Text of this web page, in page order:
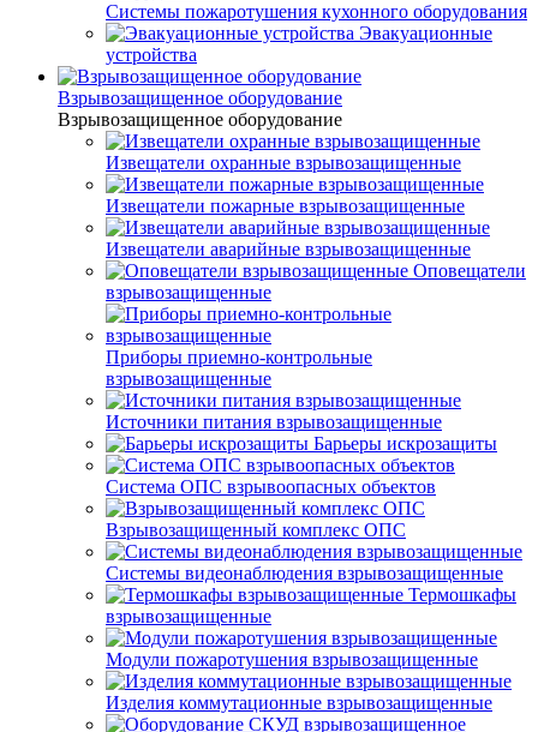
Системы пожаротушения кухонного оборудования
Эвакуационные
устройства
Взрывозащищенное оборудование
Взрывозащищенное оборудование
Извещатели охранные взрывозащищенные
Извещатели пожарные взрывозащищенные
Извещатели аварийные взрывозащищенные
Оповещатели
взрывозащищенные
Приборы приемно-контрольные
взрывозащищенные
Источники питания взрывозащищенные
Барьеры искрозащиты
Система ОПС взрывоопасных объектов
Взрывозащищенный комплекс ОПС
Системы видеонаблюдения взрывозащищенные
Термошкафы
взрывозащищенные
Модули пожаротушения взрывозащищенные
Изделия коммутационные взрывозащищенные